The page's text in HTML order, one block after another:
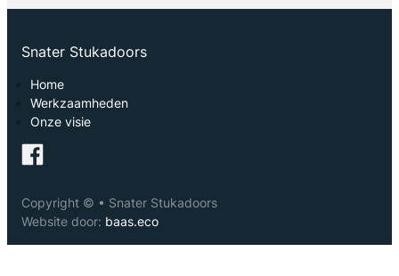
Snater Stukadoors
Home
Werkzaamheden
Onze visie
Copyright © • Snater Stukadoors
Website door: baas.eco